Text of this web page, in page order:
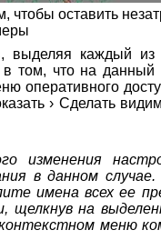
оставить
выделяя каждый из
том, что на данный
оперативного
› Сделать
изменения
в данном
имена всех ее
щелкнув на
меню